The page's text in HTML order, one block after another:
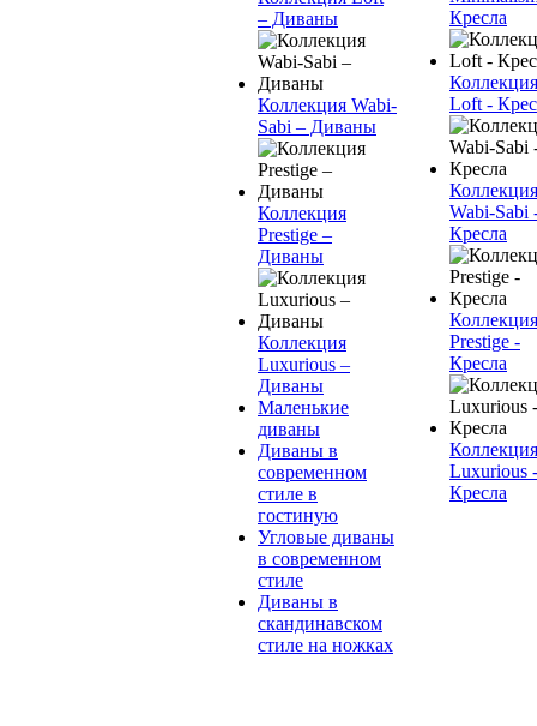
– Диваны
Коллекция Wabi-
Sabi – Диваны
Коллекция
Prestige –
Диваны
Коллекция
Luxurious –
Диваны
Маленькие
диваны
Диваны в
современном
стиле в
гостиную
Угловые диваны
в современном
стиле
Диваны в
скандинавском
стиле на ножках
Кресла
Коллекция
Loft -
Коллекция
Wabi-Sabi
Кресла
Коллекция
Prestige -
Кресла
Коллекция
Luxurious -
Кресла